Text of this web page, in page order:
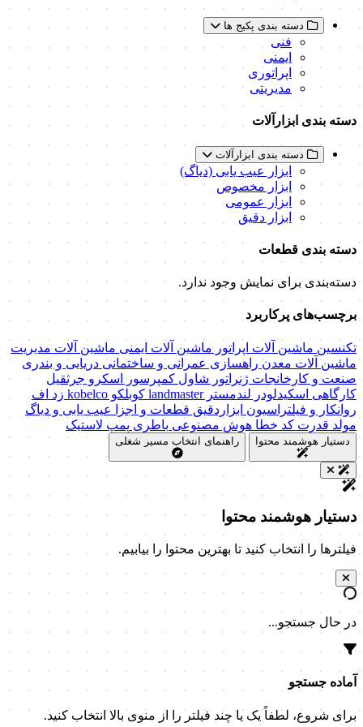
دسته بندی پکیج ها
فنی
ایمنی
اپراتوری
مدیریتی
دسته بندی ابزارآلات
دسته بندی ابزارآلات
ابزار عیب یابی (دیاگ)
ابزار مخصوص
ابزار عمومی
ابزار دقیق
دسته بندی قطعات
دسته‌بندی برای نمایش وجود ندارد.
برچسب‌های پرکاربرد
تکنسین ماشین آلات اپراتور ماشین آلات ایمنی ماشین آلات مدیریت
ماشین آلات معدن راهسازی عمرانی و ساختمانی دریایی و بندری
صنعت و کارخانجات ژنراتور شاول کمپرسور اسکروجرثقیل
کارگاهی اسکیدلودر لندمسترlandmaster کوبلکو kobelco زد اف
روانکار و فیلتراسیون ابزاردقیق قطعات و اجزا
عیب یابی و دیاگ
مولد قدرت کد خطا هوش مصنوعی باطری پمپ لاستیک
دستیار هوشمند محتوا راهنمای انتخاب مسیر شغلی
دستیار هوشمند محتوا
فیلترها را انتخاب کنید تا بهترین محتوا را بیابیم.
در حال جستجو...
آماده جستجو
برای شروع، لطفاً یک یا چند فیلتر را از منوی بالا انتخاب کنید.